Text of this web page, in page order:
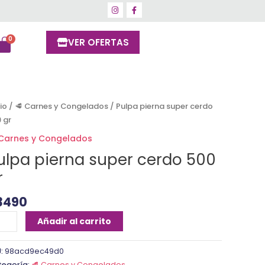
VER OFERTAS
/ 🥩 Carnes y Congelados / Pulpa pierna super cerdo
gr
y Congelados
pierna super cerdo 500
Añadir al carrito
98acd9ec49d0